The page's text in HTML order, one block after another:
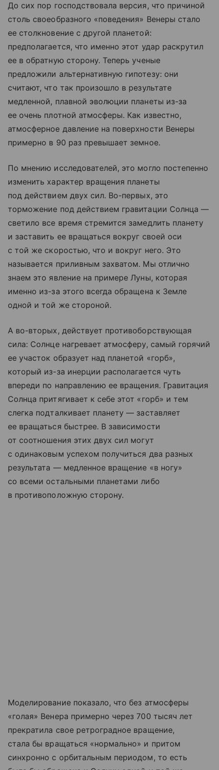
До сих пор господствовала версия, что причиной
столь своеобразного «поведения» Венеры стало
ее столкновение с другой планетой:
предполагается, что именно этот удар раскрутил
ее в обратную сторону. Теперь ученые
предложили альтернативную гипотезу: они
считают, что так произошло в результате
медленной, плавной эволюции планеты из-за
ее очень плотной атмосферы. Как известно,
атмосферное давление на поверхности Венеры
примерно в 90 раз превышает земное.
По мнению исследователей, это могло постепенно
изменить характер вращения планеты
под действием двух сил. Во-первых, это
торможение под действием гравитации Солнца —
светило все время стремится замедлить планету
и заставить ее вращаться вокруг своей оси
с той же скоростью, что и вокруг него. Это
называется приливным захватом. Мы отлично
знаем это явление на примере Луны, которая
именно из-за этого всегда обращена к Земле
одной и той же стороной.
А во-вторых, действует противоборствующая
сила: Солнце нагревает атмосферу, самый горячий
ее участок образует над планетой «горб»,
который из-за инерции располагается чуть
впереди по направлению ее вращения. Гравитация
Солнца притягивает к себе этот «горб» и тем
слегка подталкивает планету — заставляет
ее вращаться быстрее. В зависимости
от соотношения этих двух сил могут
с одинаковым успехом получиться два разных
результата — медленное вращение «в ногу»
со всеми остальными планетами либо
в противоположную сторону.
Моделирование показало, что без атмосферы
«голая» Венера примерно через 700 тысяч лет
прекратила свое ретроградное вращение,
стала бы вращаться «нормально» и притом
синхронно с орбитальным периодом, то есть